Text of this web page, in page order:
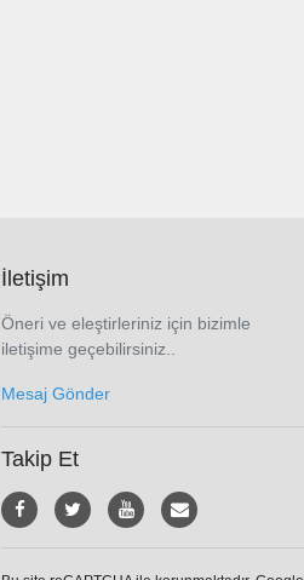
İletişim
Öneri ve eleştirleriniz için bizimle
iletişime geçebilirsiniz..
Mesaj Gönder
Takip Et